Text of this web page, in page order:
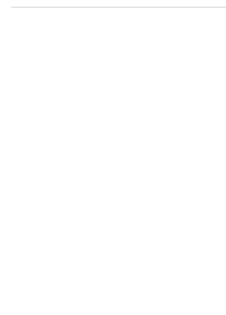
4,6